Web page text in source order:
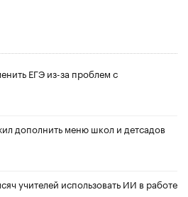
ЕГЭ из-за проблем с
дополнить меню школ и детсадов
учителей использовать ИИ в работе